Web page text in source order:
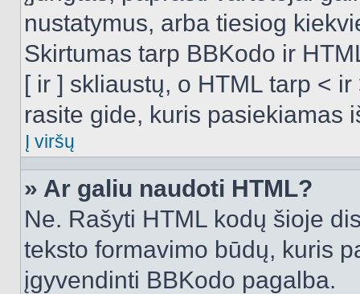
nustatymus, arba tiesiog
Skirtumas tarp BBKodo ir
[ ir ] skliaustų, o HTML tarp <
rasite gide, kuris pasiekiamas
Į viršų
» Ar galiu naudoti HTML?
Ne. Rašyti HTML kodų šioje
teksto formavimo būdų, kuris
įgyvendinti BBKodo pagalba.